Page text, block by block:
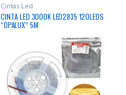
Cintas Led
CINTA LED 3000K LED2835 120LEDS
“OPALUX” 5M